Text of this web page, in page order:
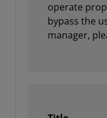
operate
bypass the
manager,